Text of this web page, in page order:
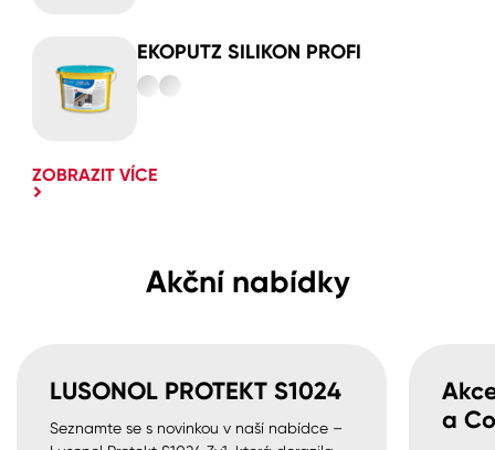
EKOPUTZ SILIKON PROFI
ZOBRAZIT VÍCE
Akční nabídky
LUSONOL PROTEKT S1024
Seznamte se s novinkou v naší nabídce –
a